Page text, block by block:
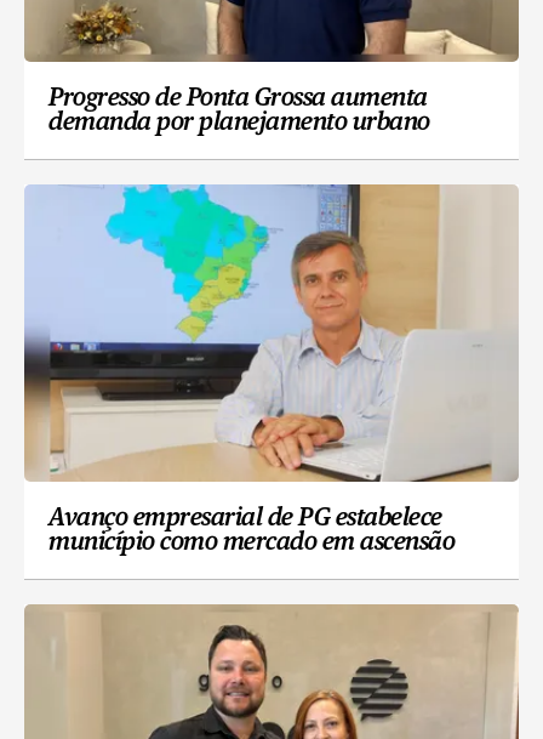
Progresso de Ponta Grossa aumenta
demanda por planejamento urbano
Avanço empresarial de PG estabelece
município como mercado em ascensão